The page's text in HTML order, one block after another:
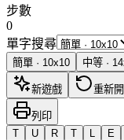
步數
0
單字搜尋
簡單 · 10x10 中等 · 14
新遊戲 重新
列印
T
U R T L E